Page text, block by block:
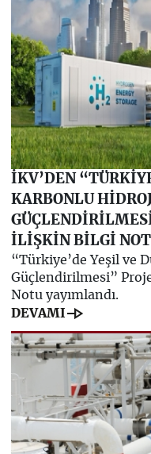
İKV’DEN
KARBONLU
İLİŞKİN BİLGİ
“Türkiye’de Yeşil ve
Güçlendirilmesi”
Notu yayımlandı.
DEVAMI line_end_arrow